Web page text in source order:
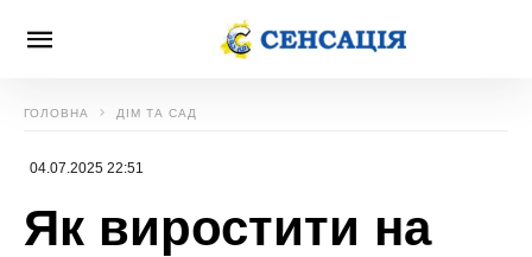
ГОЛОВНА ДІМ ТА САД
04.07.2025 22:51
Як виростити на